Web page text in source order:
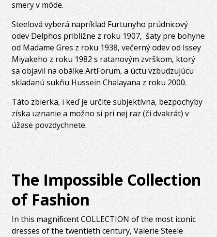
smery v móde.
Steelová vyberá napríklad Furtunyho prúdnicový
odev Delphos približne z roku 1907, šaty pre bohyne
od Madame Gres z roku 1938, večerný odev od Issey
Miyakeho z roku 1982 s ratanovým zvrškom, ktorý
sa objavil na obálke ArtForum, a úctu vzbudzujúcu
skladanú sukňu Hussein Chalayana z roku 2000.
Táto zbierka, i keď je určite subjektívna, bezpochyby
získa uznanie a možno si pri nej raz (či dvakrát) v
úžase povzdychnete.
The Impossible Collection
of Fashion
In this magnificent COLLECTION of the most iconic
dresses of the twentieth century, Valerie Steele